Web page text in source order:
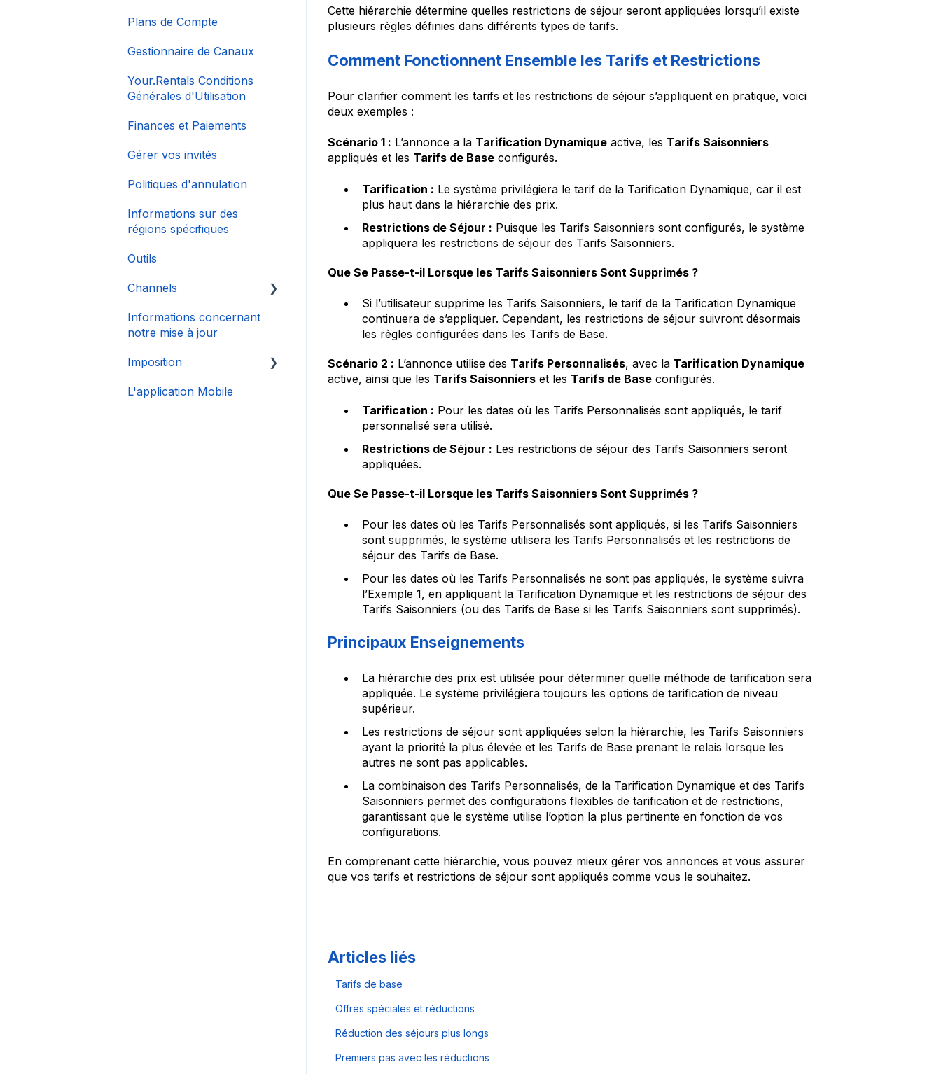
Cette hiérarchie détermine quelles restrictions de séjour seront appliquées lorsqu’il existe
plusieurs règles définies dans différents types de tarifs.
Comment Fonctionnent Ensemble les Tarifs et Restrictions
Pour clarifier comment les tarifs et les restrictions de séjour s’appliquent en pratique, voici
deux exemples :
Scénario 1 : L’annonce a la Tarification Dynamiqueactive, les Tarifs Saisonniers
appliqués et les Tarifs de Baseconfigurés.
Tarification : Le système privilégiera le tarif de la Tarification Dynamique, car il est
plus haut dans la hiérarchie des prix.
Restrictions de Séjour : Puisque les Tarifs Saisonniers sont configurés, le système
appliquera les restrictions de séjour des Tarifs Saisonniers.
Que Se Passe-t-il Lorsque les Tarifs Saisonniers Sont Supprimés ?
Si l’utilisateur supprime les Tarifs Saisonniers, le tarif de la Tarification Dynamique
continuera de s’appliquer. Cependant, les restrictions de séjour suivront désormais
les règles configurées dans les Tarifs de Base.
Scénario 2 : L’annonce utilise des Tarifs Personnalisés, avec laTarification Dynamique
active, ainsi que les Tarifs Saisonnierset les Tarifs de Baseconfigurés.
Tarification : Pour les dates où les Tarifs Personnalisés sont appliqués, le tarif
personnalisé sera utilisé.
Restrictions de Séjour : Les restrictions de séjour des Tarifs Saisonniers seront
appliquées.
Que Se Passe-t-il Lorsque les Tarifs Saisonniers Sont Supprimés ?
Pour les dates où les Tarifs Personnalisés sont appliqués, si les Tarifs Saisonniers
sont supprimés, le système utilisera les Tarifs Personnalisés et les restrictions de
séjour des Tarifs de Base.
Pour les dates où les Tarifs Personnalisés ne sont pas appliqués, le système suivra
l’Exemple 1, en appliquant la Tarification Dynamique et les restrictions de séjour des
Tarifs Saisonniers (ou des Tarifs de Base si les Tarifs Saisonniers sont supprimés).
Principaux Enseignements
La hiérarchie des prix est utilisée pour déterminer quelle méthode de tarification sera
appliquée. Le système privilégiera toujours les options de tarification de niveau
supérieur.
Les restrictions de séjour sont appliquées selon la hiérarchie, les Tarifs Saisonniers
ayant la priorité la plus élevée et les Tarifs de Base prenant le relais lorsque les
autres ne sont pas applicables.
La combinaison des Tarifs Personnalisés, de la Tarification Dynamique et des Tarifs
Saisonniers permet des configurations flexibles de tarification et de restrictions,
garantissant que le système utilise l’option la plus pertinente en fonction de vos
configurations.
En comprenant cette hiérarchie, vous pouvez mieux gérer vos annonces et vous assurer
que vos tarifs et restrictions de séjour sont appliqués comme vous le souhaitez.
Articles liés
Tarifs de base
Offres spéciales et réductions
Réduction des séjours plus longs
Premiers pas avec les réductions
Plans de Compte
Gestionnaire de Canaux
Your.Rentals Conditions
Générales d'Utilisation
Finances et Paiements
Gérer vos invités
Politiques d'annulation
Informations sur des
régions spécifiques
Outils
Channels
Connexion de Compte
Informations concernant
notre mise à jour
Imposition
DAC 7
L'application Mobile